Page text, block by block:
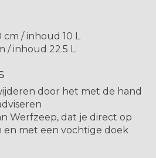
/ inhoud 10 L
/ inhoud 22.5 L
door het met de hand
Werfzeep, dat je direct op
met een vochtige doek